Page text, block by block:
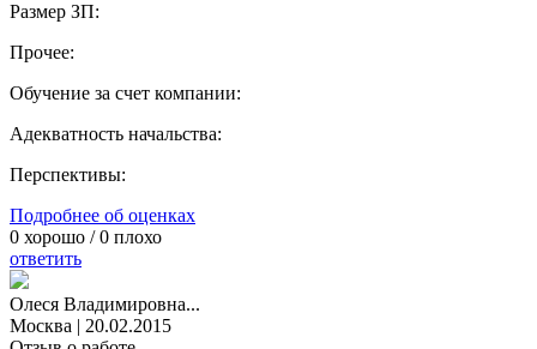
Размер ЗП:
Прочее:
Обучение за счет компании:
Адекватность начальства:
Перспективы:
Подробнее об оценках
0 хорошо /0 плохо
ответить
Олеся Владимировна...
Москва | 20.02.2015